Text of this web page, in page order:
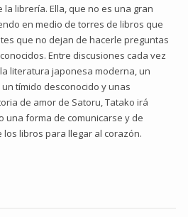
librería. Ella, que no es una gran
en medio de torres de libros que
que no dejan de hacerle preguntas
Entre discusiones cada vez
literatura japonesa moderna, un
tímido desconocido y unas
de amor de Satoru, Tatako irá
una forma de comunicarse y de
libros para llegar al corazón.